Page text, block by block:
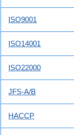
ISO9001
ISO14001
ISO22000
JFS-A/B
HACCP